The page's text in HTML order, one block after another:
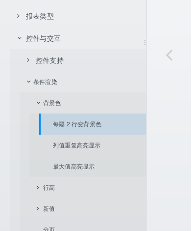
页面设置
报表设置
JNDI 数据源
用户自定义 java.sql.DataSource
服务器数据源
数据库数据集
服务器虚拟数据源数据集
存储过程数据集
内置数据集
Excel 导入
CSV 导入
计算字段
数据展开方式
不展开
向下展开
向右展开
单元格拉伸与内容自适应
父格设置
左父格
上父格
单元格坐标体系
相对坐标
绝对坐标
坐标条件
双向扩展单元格坐标
报表样式
通用设置
数据格式
单元格链接
内容渲染
条件渲染
字体扩展
字体扩展自定义渲染
参数机制
报表类型
明细型报表
分组报表
分组报表
条件分组
表达式分组
交叉报表
数据汇总
换行计算
控件与交互
控件支持
条形码和二维码
图片
斜线表头
浮动控件
条件渲染
背景色
每隔 2 行变背景色
列值重复高亮显示
最大值高亮显示
行高
明细数据折叠
新值
解决行隐藏后序号不连续问题
分页